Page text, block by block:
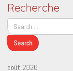
Recherche
août 2026